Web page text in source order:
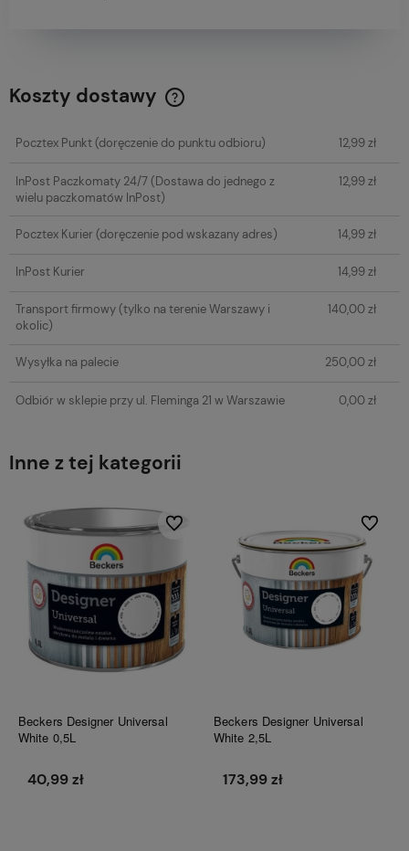
Koszty dostawy
Pocztex Punkt(doręczenie do punktu odbioru) 12,99 zł
InPost Paczkomaty 24/7(Dostawa do jednego z
wielu paczkomatów InPost)
12,99 zł
Pocztex Kurier(doręczenie pod wskazany adres) 14,99 zł
InPost Kurier 14,99 zł
Transport firmowy(tylko na terenie Warszawy i
okolic)
140,00 zł
Wysyłka na palecie 250,00 zł
Odbiór w sklepie przy ul. Fleminga 21 w Warszawie 0,00 zł
Inne z tej kategorii
Beckers Designer Universal
White 0,5L
40,99 zł
Do ulubionych
Beckers Designer Universal
White 2,5L
173,99 zł
Do